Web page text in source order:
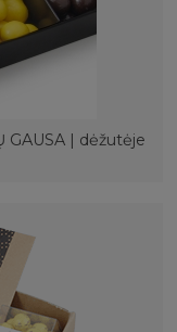
GAUSA | dėžutėje